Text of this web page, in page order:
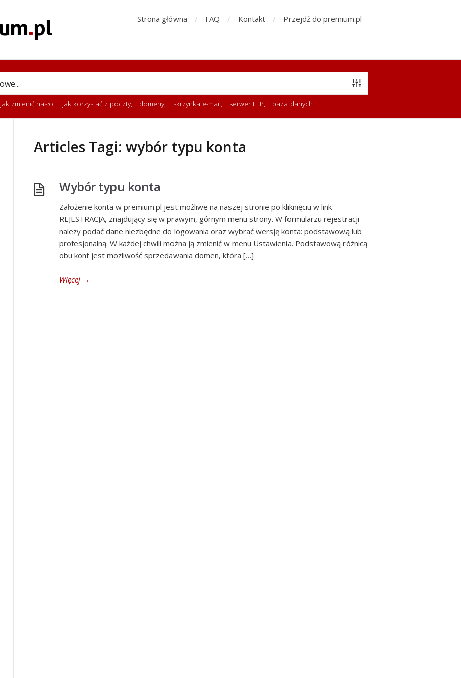
Strona główna FAQ Kontakt Przejdź do premium.pl
jak zmienić hasło, jak korzystać z poczty, domeny, skrzynka e-mail, serwer FTP, baza danych
Articles Tagi: wybór typu konta
Wybór typu konta
Założenie konta w premium.pl jest możliwe na naszej stronie po kliknięciu w link
REJESTRACJA, znajdujący się w prawym, górnym menu strony. W formularzu rejestracji
należy podać dane niezbędne do logowania oraz wybrać wersję konta: podstawową lub
profesjonalną. W każdej chwili można ją zmienić w menu Ustawienia. Podstawową różnicą
obu kont jest możliwość sprzedawania domen, która […]
Więcej →